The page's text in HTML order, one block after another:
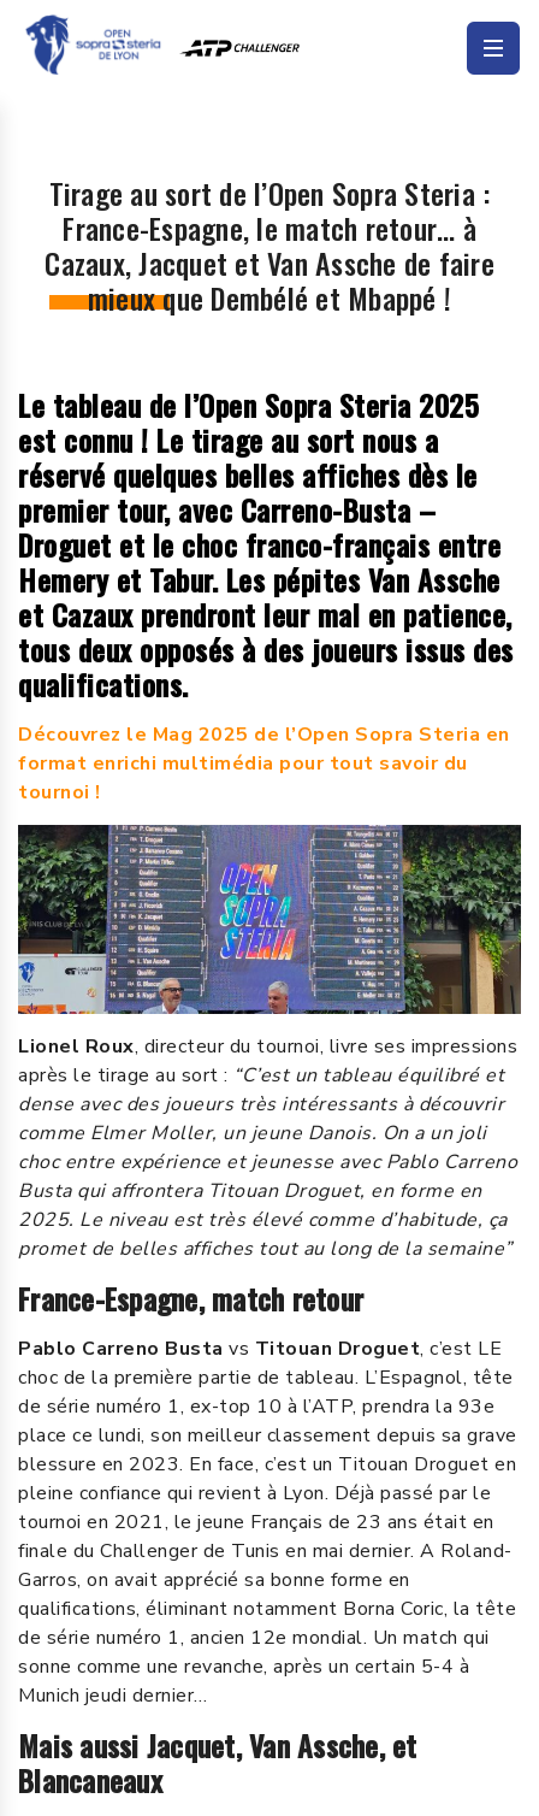
Tirage au sort de l’Open Sopra Steria :
France-Espagne, le match retour… à
Cazaux, Jacquet et Van Assche de faire
mieux que Dembélé et Mbappé !
Le tableau de l’Open Sopra Steria 2025
est connu ! Le tirage au sort nous a
réservé quelques belles affiches dès le
premier tour, avec Carreno-Busta –
Droguet et le choc franco-français entre
Hemery et Tabur. Les pépites Van Assche
et Cazaux prendront leur mal en patience,
tous deux opposés à des joueurs issus des
qualifications.
Découvrez le Mag 2025 de l’Open Sopra Steria en
format enrichi multimédia pour tout savoir du
tournoi !
Lionel Roux, directeur du tournoi, livre ses impressions
après le tirage au sort : “C’est un tableau équilibré et
dense avec des joueurs très intéressants à découvrir
comme Elmer Moller, un jeune Danois. On a un joli
choc entre expérience et jeunesse avec Pablo Carreno
Busta qui affrontera Titouan Droguet, en forme en
2025. Le niveau est très élevé comme d’habitude, ça
promet de belles affiches tout au long de la semaine”
France-Espagne, match retour
Pablo Carreno Busta vs Titouan Droguet, c’est LE
choc de la première partie de tableau. L’Espagnol, tête
de série numéro 1, ex-top 10 à l’ATP, prendra la 93e
place ce lundi, son meilleur classement depuis sa grave
blessure en 2023. En face, c’est un Titouan Droguet en
pleine confiance qui revient à Lyon. Déjà passé par le
tournoi en 2021, le jeune Français de 23 ans était en
finale du Challenger de Tunis en mai dernier. A Roland-
Garros, on avait apprécié sa bonne forme en
qualifications, éliminant notamment Borna Coric, la tête
de série numéro 1, ancien 12e mondial. Un match qui
sonne comme une revanche, après un certain 5-4 à
Munich jeudi dernier…
Mais aussi Jacquet, Van Assche, et
Blancaneaux